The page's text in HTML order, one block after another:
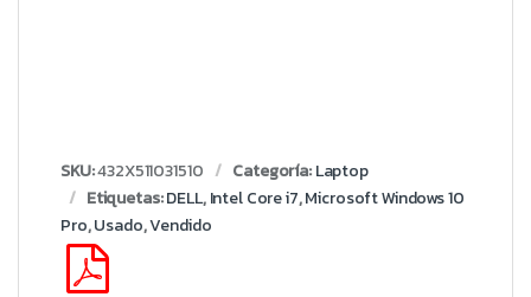
SKU:432X511031510 Categoría:Laptop
Etiquetas:DELL,Intel Core i7,Microsoft Windows 10
Pro,Usado,Vendido